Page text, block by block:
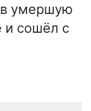
умершую
и сошёл с